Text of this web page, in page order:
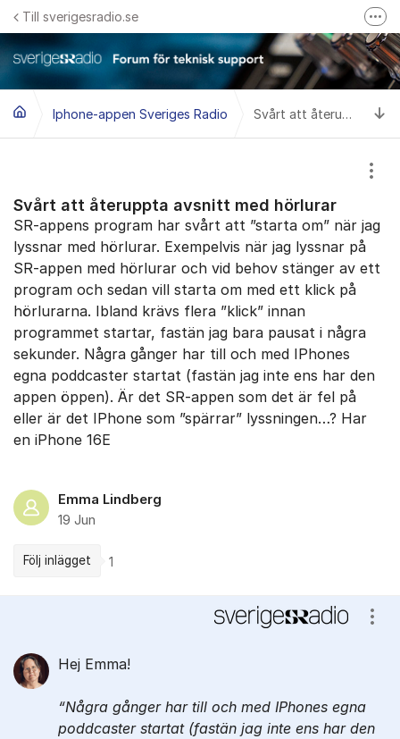
Hoppa till innehåll
Till sverigesradio.se
Frågor & svar om Sveriges Radio
Felanmäl problem med radiomottagning hos Teracom
Iphone-appen Sveriges Radio Svårt att återuppta avsnitt med hörlurar
Svårt att återuppta avsnitt med hörlurar
SR-appens program har svårt att ”starta om” när jag
lyssnar med hörlurar. Exempelvis när jag lyssnar på
SR-appen med hörlurar och vid behov stänger av ett
program och sedan vill starta om med ett klick på
hörlurarna. Ibland krävs flera ”klick” innan
programmet startar, fastän jag bara pausat i några
sekunder. Några gånger har till och med IPhones
egna poddcaster startat (fastän jag inte ens har den
appen öppen). Är det SR-appen som det är fel på
eller är det IPhone som ”spärrar” lyssningen…? Har
en iPhone 16E
Emma Lindberg
19 Jun
Följ inlägget 1
Hej Emma!
Några gånger har till och med IPhones egna
poddcaster startat (fastän jag inte ens har den